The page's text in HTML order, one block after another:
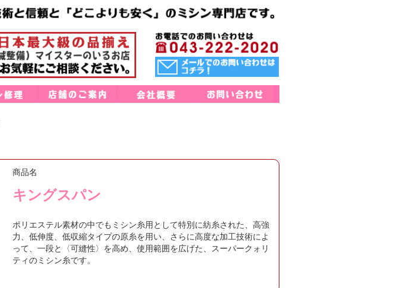
商品名
キングスパン
ポリエステル素材の中でもミシン糸用として特別に紡糸された、高強
力、低伸度、低収縮タイプの原糸を用い、さらに高度な加工技術によ
って、一段と〈可縫性〉を高め、使用範囲を広げた、スーパークォリ
ティのミシン糸です。